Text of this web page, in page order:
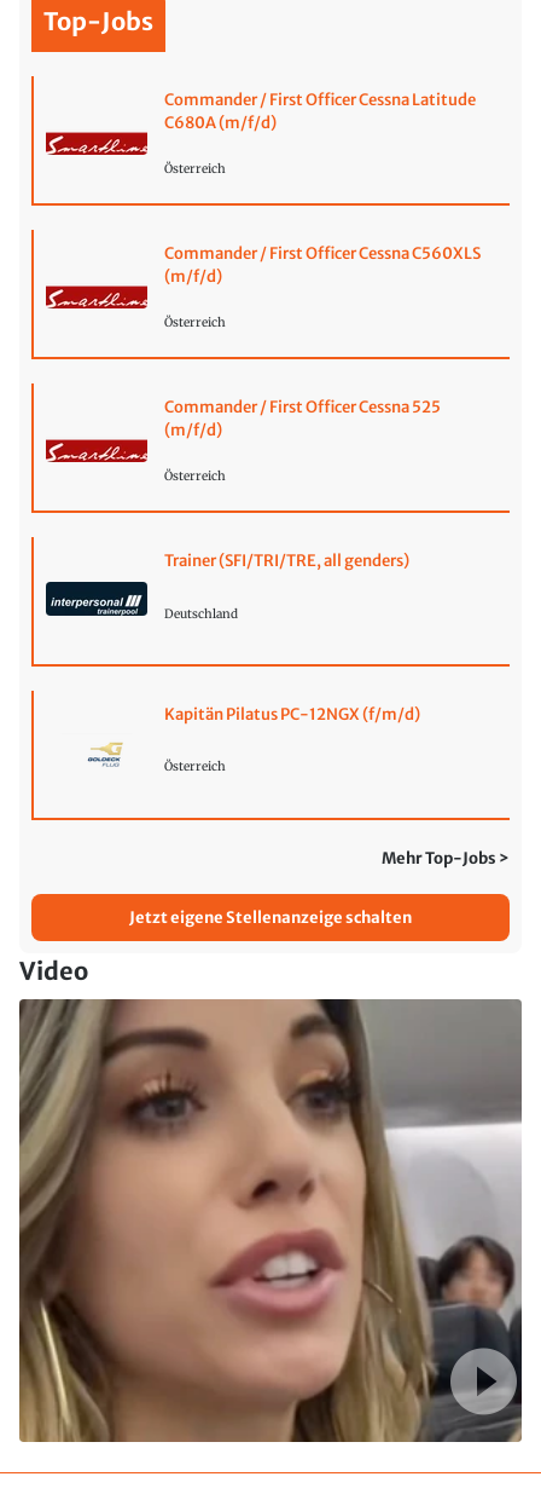
Top-Jobs
Commander / First Officer Cessna Latitude
C680A (m/f/d)
Österreich
Commander / First Officer Cessna C560XLS
(m/f/d)
Österreich
Commander / First Officer Cessna 525
(m/f/d)
Österreich
Trainer (SFI/TRI/TRE, all genders)
Deutschland
Kapitän Pilatus PC-12NGX (f/m/d)
Österreich
Mehr Top-Jobs >
Jetzt eigene Stellenanzeige schalten
Video